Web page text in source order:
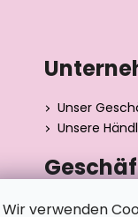
Wir verwenden
Unser
Unsere
Dita výrobní